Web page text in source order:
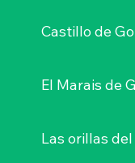
Castillo de
El Marais de
Las orillas
Nantais